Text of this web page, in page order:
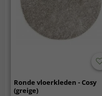
Ronde vloerkleden - Cosy
(greige)